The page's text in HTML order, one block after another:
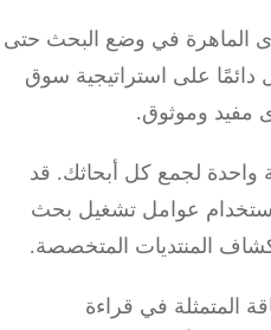
في وضع البحث حتى
على استراتيجية سوق
وموثوق.
لجمع كل أبحاثك.قد
عوامل تشغيل بحث
المنتديات المتخصصة.
فيقراءة